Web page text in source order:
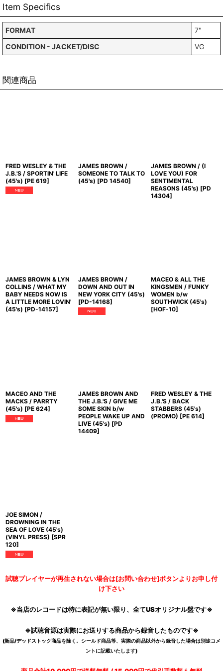
Item Specifics
FORMAT
7"
CONDITION - JACKET/DISC
VG
関連商品
FRED WESLEY & THE
J.B.'S / SPORTIN' LIFE
(45's) [PE 619]
JAMES BROWN /
SOMEONE TO TALK TO
(45's) [PD 14540]
JAMES BROWN / (I
LOVE YOU) FOR
SENTIMENTAL
REASONS (45's) [PD
14304]
JAMES BROWN & LYN
COLLINS / WHAT MY
BABY NEEDS NOW IS
A LITTLE MORE LOVIN'
(45's) [PD-14157]
JAMES BROWN /
DOWN AND OUT IN
NEW YORK CITY (45's)
[PD-14168]
MACEO & ALL THE
KINGSMEN / FUNKY
WOMEN b/w
SOUTHWICK (45's)
[HOF-10]
MACEO AND THE
MACKS / PARRTY
(45's) [PE 624]
JAMES BROWN AND
THE J.B.'S / GIVE ME
SOME SKIN b/w
PEOPLE WAKE UP AND
LIVE (45's) [PD
14409]
FRED WESLEY & THE
J.B.'S / BACK
STABBERS (45's)
(PROMO) [PE 614]
JOE SIMON /
DROWNING IN THE
SEA OF LOVE (45's)
(VINYL PRESS) [SPR
120]
試聴プレイヤーが再生されない場合は[お問い合わせ]ボタンよりお申し付
け下さい
※当店のレコードは特に表記が無い限り、全てUSオリジナル盤です※
※試聴音源は実際にお送りする商品から録音したものです※
(新品/デッドストック商品を除く。シールド商品等、実際の商品以外から録音した場合は別途コメ
ントに記載いたします)